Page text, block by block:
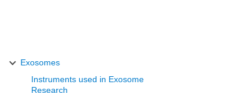
Exosomes
Instruments used in Exosome
Research